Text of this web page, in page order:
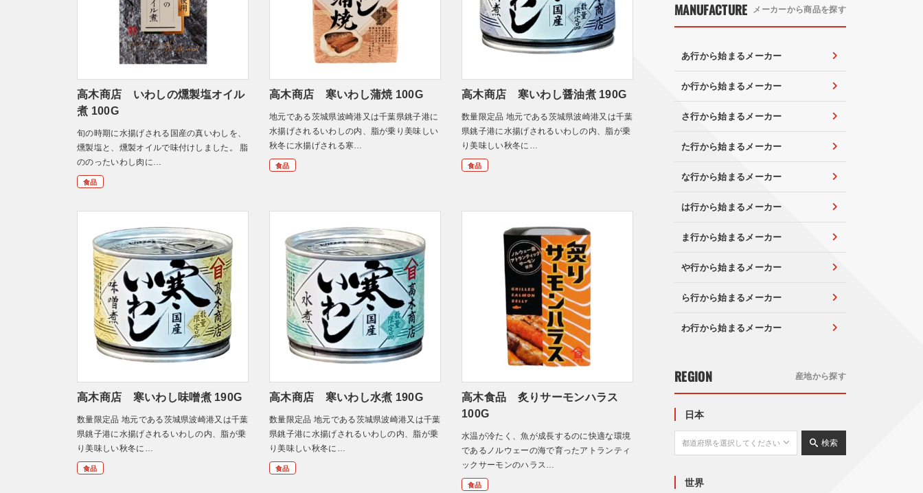
高木商店 いわしの燻製塩オイル
煮 100G
旬の時期に水揚げされる国産の真いわしを、
燻製塩と、燻製オイルで味付けしました。 脂
ののったいわし肉に…
食品
高木商店 寒いわし蒲焼 100G
地元である茨城県波崎港又は千葉県銚子港に
水揚げされるいわしの内、脂が乗り美味しい
秋冬に水揚げされる寒…
食品
高木商店 寒いわし醤油煮 190G
数量限定品 地元である茨城県波崎港又は千葉
県銚子港に水揚げされるいわしの内、脂が乗
り美味しい秋冬に…
食品
高木商店 寒いわし味噌煮 190G
数量限定品 地元である茨城県波崎港又は千葉
県銚子港に水揚げされるいわしの内、脂が乗
り美味しい秋冬に…
食品
高木商店 寒いわし水煮 190G
数量限定品 地元である茨城県波崎港又は千葉
県銚子港に水揚げされるいわしの内、脂が乗
り美味しい秋冬に…
食品
高木食品 炙りサーモンハラス
100G
水温が冷たく、魚が成長するのに快適な環境
であるノルウェーの海で育ったアトランティ
ックサーモンのハラス…
食品
MANUFACTURE メーカーから商品を探す
あ行から始まるメーカー
か行から始まるメーカー
さ行から始まるメーカー
た行から始まるメーカー
な行から始まるメーカー
は行から始まるメーカー
ま行から始まるメーカー
や行から始まるメーカー
ら行から始まるメーカー
わ行から始まるメーカー
REGION 産地から探す
日本
検索
世界